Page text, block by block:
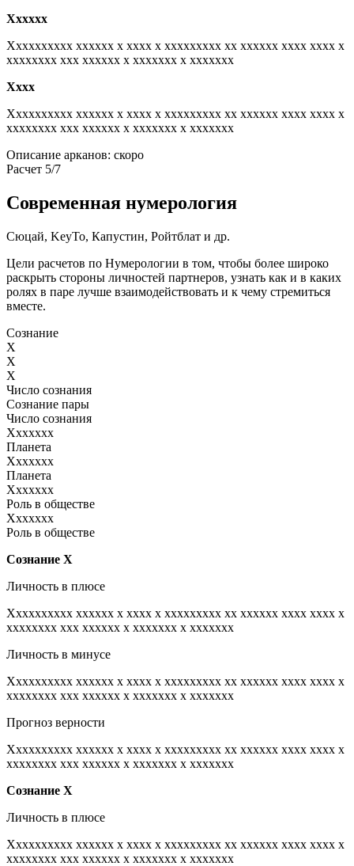
Xxxxxx
Xxxxxxxxxx xxxxxx x xxxx x xxxxxxxxx xx xxxxxx xxxx xxxx x
xxxxxxxx xxx xxxxxx x xxxxxxx x xxxxxxx
Xxxx
Xxxxxxxxxx xxxxxx x xxxx x xxxxxxxxx xx xxxxxx xxxx xxxx x
xxxxxxxx xxx xxxxxx x xxxxxxx x xxxxxxx
Описание арканов: скоро
Расчет 5/7
Современная нумерология
Сюцай, KeyTo, Капустин, Ройтблат и др.
Цели расчетов по Нумерологии в том, чтобы более широко
раскрыть стороны личностей партнеров, узнать как и в каких
ролях в паре лучше взаимодействовать и к чему стремиться
вместе.
Сознание
X
X
X
Число сознания
Сознание пары
Число сознания
Ххххххх
Планета
Ххххххх
Планета
Ххххххх
Роль в обществе
Ххххххх
Роль в обществе
Сознание Х
Личность в плюсе
Xxxxxxxxxx xxxxxx x xxxx x xxxxxxxxx xx xxxxxx xxxx xxxx x
xxxxxxxx xxx xxxxxx x xxxxxxx x xxxxxxx
Личность в минусе
Xxxxxxxxxx xxxxxx x xxxx x xxxxxxxxx xx xxxxxx xxxx xxxx x
xxxxxxxx xxx xxxxxx x xxxxxxx x xxxxxxx
Прогноз верности
Xxxxxxxxxx xxxxxx x xxxx x xxxxxxxxx xx xxxxxx xxxx xxxx x
xxxxxxxx xxx xxxxxx x xxxxxxx x xxxxxxx
Сознание Х
Личность в плюсе
Xxxxxxxxxx xxxxxx x xxxx x xxxxxxxxx xx xxxxxx xxxx xxxx x
xxxxxxxx xxx xxxxxx x xxxxxxx x xxxxxxx